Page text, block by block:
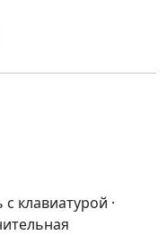
клавиатурой ·